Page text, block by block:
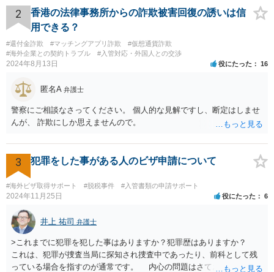
約が有効かどうかは、ライセンスされた権利の種類（著作権、商標
権、特許権など）や契約の時期などを見て判断する必要があります。
いずれにせよ具体的事情が分からないと確定的な回答は難しいと思わ
れますので、弁護士に直接相談されることをお勧めします。
2
香港の法律事務所からの詐欺被害回復の誘いは信
用できる？
#還付金詐欺 #マッチングアプリ詐欺
#仮想通貨詐欺
#海外企業との契約トラブル
#入管対応・外国人との交渉
2024年8月13日 役にたった 16
匿名A 弁護士
警察にご相談なさってください。 個人的な見解ですし、断定はしませ
んが、 詐欺にしか思えませんので。
3 犯罪をした事がある人のビザ申請について
#海外ビザ取得サポート #脱税事件 #入管書類の申請サポート
2024年11月25日 役にたった 6
井上 祐司 弁護士
>これまでに犯罪を犯した事はありますか？犯罪歴はありますか？
これは、犯罪が捜査当局に探知され捜査中であったり、前科として残
っている場合を指すのが通常です。 内心の問題はさておき、ご質問